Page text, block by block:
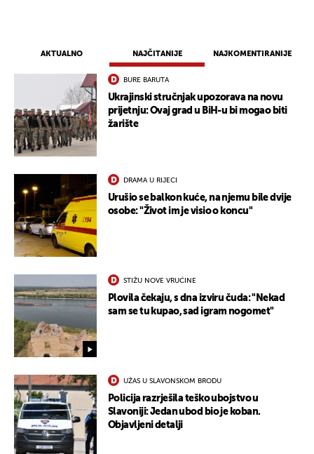
AKTUALNO NAJČITANIJE NAJKOMENTIRANIJE
BURE BARUTA
Ukrajinski stručnjak upozorava na novu
prijetnju: Ovaj grad u BiH-u bi mogao biti
žarište
DRAMA U RIJECI
Urušio se balkon kuće, na njemu bile dvije
osobe: "Život im je visio o koncu"
STIŽU NOVE VRUĆINE
Plovila čekaju, s dna izviru čuda: "Nekad
sam se tu kupao, sad igram nogomet"
UŽAS U SLAVONSKOM BRODU
Policija razrješila teško ubojstvo u
Slavoniji: Jedan ubod bio je koban.
Objavljeni detalji